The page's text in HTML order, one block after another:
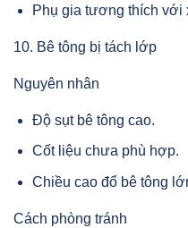
Phụ gia tương thích với
10. Bê tông bị tách lớp
Nguyên nhân
Độ sụt bê tông cao.
Cốt liệu chưa phù hợp.
Chiều cao đổ bê tông
Cách phòng tránh